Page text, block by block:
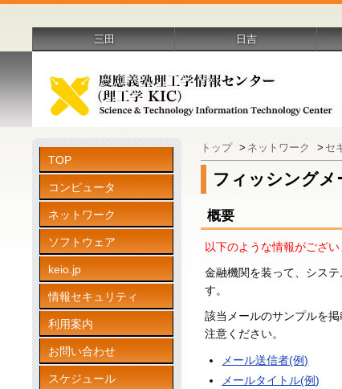
TOP
コンピュータ
ネットワーク
ソフトウェア
keio.jp
情報セキュリティ
利用案内
お問い合わせ
スケジュール
トップ > ネットワーク > セ
フィッシングメ
概要
以下のような情報がござ
金融機関を装って、シス
す。
該当メールのサンプルを
注意ください。
メール送信者(例)
メールタイトル(例)
三田 日吉